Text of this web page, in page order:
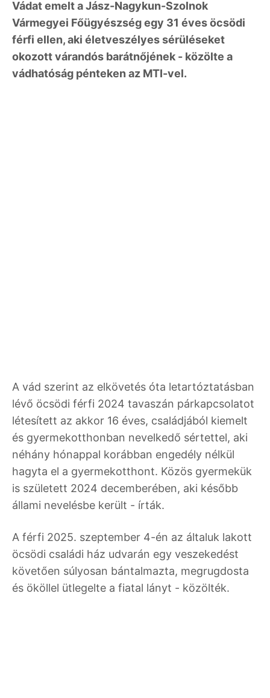
Vádat emelt a Jász-Nagykun-Szolnok
Vármegyei Főügyészség egy 31 éves öcsödi
férfi ellen, aki életveszélyes sérüléseket
okozott várandós barátnőjének - közölte a
vádhatóság pénteken az MTI-vel.
A vád szerint az elkövetés óta letartóztatásban
lévő öcsödi férfi 2024 tavaszán párkapcsolatot
létesített az akkor 16 éves, családjából kiemelt
és gyermekotthonban nevelkedő sértettel, aki
néhány hónappal korábban engedély nélkül
hagyta el a gyermekotthont. Közös gyermekük
is született 2024 decemberében, aki később
állami nevelésbe került - írták.
A férfi 2025. szeptember 4-én az általuk lakott
öcsödi családi ház udvarán egy veszekedést
követően súlyosan bántalmazta, megrugdosta
és ököllel ütlegelte a fiatal lányt - közölték.